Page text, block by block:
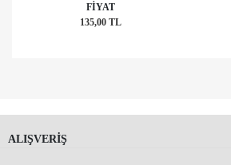
FİYAT
135,00 TL
ALIŞVERİŞ